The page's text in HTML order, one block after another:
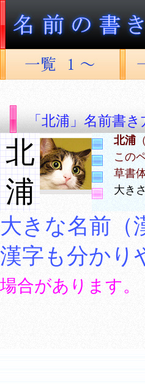
「北浦」名前書
北
浦
北浦 （
この
草書
大き
大きな名前（
漢字も分かり
場合があります。